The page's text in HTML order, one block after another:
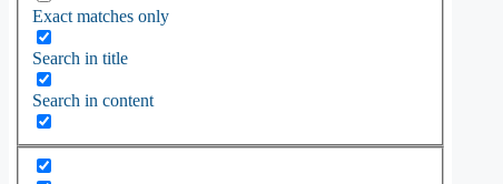
Exact matches only
Search in title
Search in content